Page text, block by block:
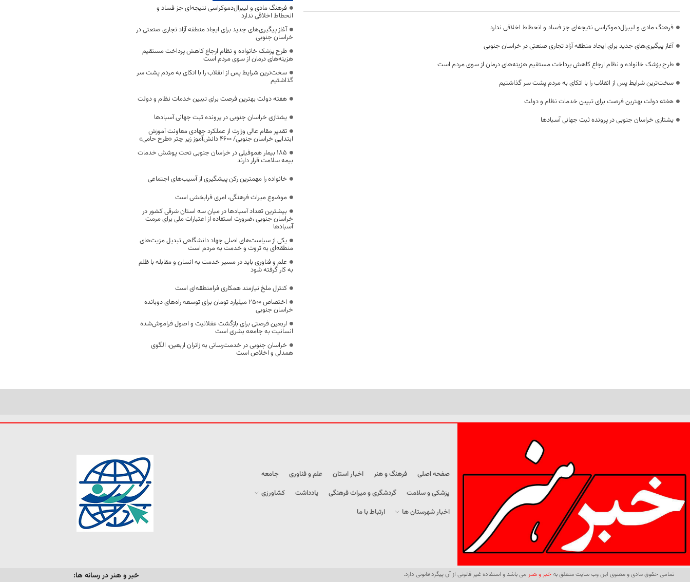
فرهنگ مادی و لیبرال‌دموکراسی نتیجه‌ای جز فساد و انحطاط اخلاقی ندارد
آغاز پیگیری‌های جدید برای ایجاد منطقه آزاد تجاری صنعتی در خراسان جنوبی
طرح پزشک خانواده و نظام ارجاع کاهش پرداخت مستقیم هزینه‌های درمان از سوی مردم است
سخت‌ترین شرایط پس از انقلاب را با اتکای به مردم پشت سر گذاشتیم
هفته دولت بهترین فرصت برای تبیین خدمات نظام و دولت
یشتازی خراسان جنوبی در پرونده ثبت جهانی آسبادها
فرهنگ مادی و لیبرال‌دموکراسی نتیجه‌ای جز فساد و
انحطاط اخلاقی ندارد
آغاز پیگیری‌های جدید برای ایجاد منطقه آزاد تجاری صنعتی در
خراسان جنوبی
طرح پزشک خانواده و نظام ارجاع کاهش پرداخت مستقیم
هزینه‌های درمان از سوی مردم است
سخت‌ترین شرایط پس از انقلاب را با اتکای به مردم پشت سر
گذاشتیم
هفته دولت بهترین فرصت برای تبیین خدمات نظام و دولت
یشتازی خراسان جنوبی در پرونده ثبت جهانی آسبادها
تقدیر مقام عالی وزارت از عملکرد جهادی معاونت آموزش
ابتدایی خراسان جنوبی/ ۴۶۰۰ دانش‌آموز زیر چتر «طرح حامی»
۱۸۵ بیمار هموفیلی در خراسان جنوبی تحت پوشش خدمات
بیمه سلامت قرار دارند
خانواده را مهمترین رکن پیشگیری از آسیب‌های اجتماعی
موضوع میراث فرهنگی، امری فرابخشی است
بیشترین تعداد آسبادها در میان سه استان شرقی کشور در
خراسان جنوبی ،ضرورت استفاده از اعتبارات ملی برای مرمت
آسبادها
یکی از سیاست‌های اصلی جهاد دانشگاهی تبدیل مزیت‌های
منطقه‌ای به ثروت و خدمت به مردم است
علم و فناوری باید در مسیر خدمت به انسان و مقابله با ظلم
به کار گرفته شود
کنترل ملخ نیازمند همکاری فرامنطقه‌ای است
اختصاص 2500 میلیارد تومان برای توسعه راه‌های دوبانده
خراسان جنوبی
اربعین فرصتی برای بازگشت عقلانیت و اصول فراموش‌شده
انسانیت به جامعه بشری است
خراسان جنوبی در خدمت‌رسانی به زائران اربعین، الگوی
همدلی و اخلاص است
صفحه اصلی فرهنگ و هنر اخبار استان علم و فناوری
جامعه
پزشکی و سلامت
گردشگری و میراث فرهنگی یادداشت
کشاورزی
اخبار شهرستان ها
ارتباط با ما
تمامی حقوق مادی و معنوی این وب سایت متعلق بهخبر و هنر می باشد و استفاده غیر قانونی از آن پیگرد قانونی دارد. خبر و هنر در رسانه ها: